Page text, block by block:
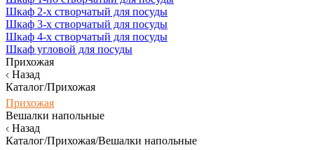
Шкаф 2-х створчатый для посуды
Шкаф 3-х створчатый для посуды
Шкаф 4-х створчатый для посуды
Шкаф угловой для посуды
Прихожая
Назад
Каталог/Прихожая
Прихожая
Вешалки напольные
Назад
Каталог/Прихожая/Вешалки напольные